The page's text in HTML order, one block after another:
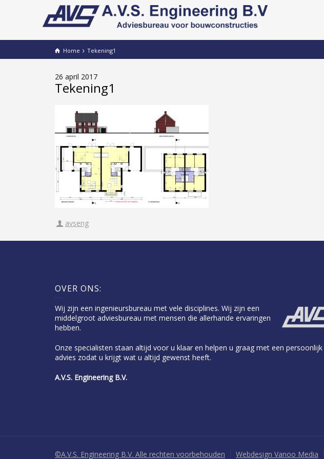
Home Tekening1
26 april 2017
Tekening1
avseng
OVER ONS:
Wij zijn een ingenieursbureau met vele disciplines. Wij zijn een
middelgroot adviesbureau met mensen die allerhande ervaringen
hebben.
Onze specialisten staan altijd voor u klaar en helpen u graag met een persoonlijk
advies zodat u krijgt wat u altijd gewenst heeft.
A.V.S. Engineering B.V.
©A.V.S. Engineering B.V. Alle rechten voorbehouden Webdesign Vanoo Media